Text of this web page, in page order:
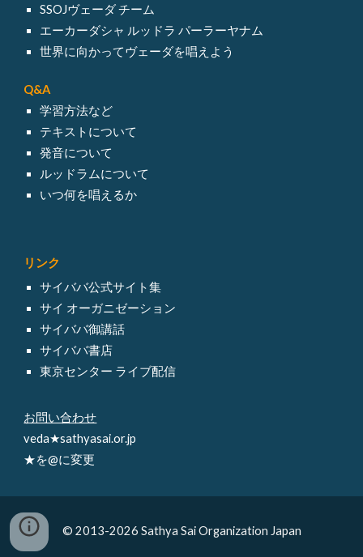
SSOJヴェーダ チーム
エーカーダシャ ルッドラ パーラーヤナム
世界に向かってヴェーダを唱えよう
Q&A
学習方法など
テキスト について
発音について
ルッドラムについて
いつ何を唱えるか
リンク
サイババ公式サイト集
サイ オーガニゼーション
サイババ御講話
サイババ書店
東京センター ライブ配信
お問い合わせ
veda★sathyasai.or.jp
★を@に変更
© 2013-2026 Sathya Sai Organization Japan